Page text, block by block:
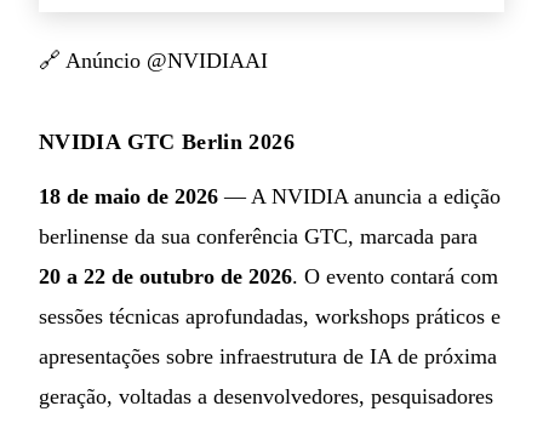
🔗 Anúncio @NVIDIAAI
NVIDIA GTC Berlin 2026
18 de maio de 2026 — A NVIDIA anuncia a edição
berlinense da sua conferência GTC, marcada para
20 a 22 de outubro de 2026. O evento contará com
sessões técnicas aprofundadas, workshops práticos e
apresentações sobre infraestrutura de IA de próxima
geração, voltadas a desenvolvedores, pesquisadores